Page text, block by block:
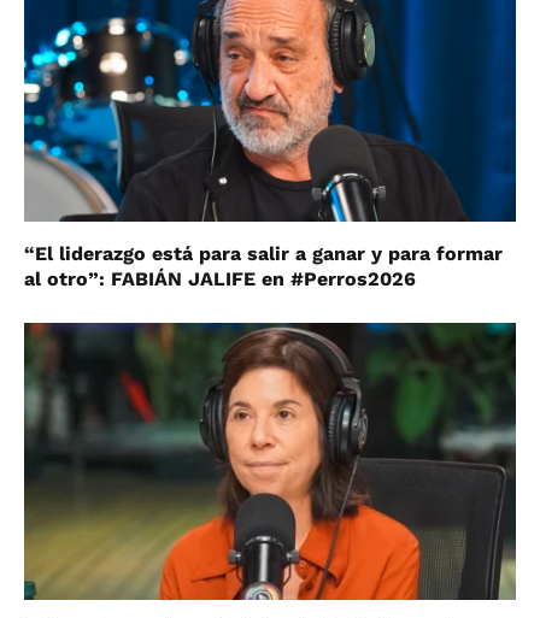
“El liderazgo está para salir a ganar y para formar
al otro”: FABIÁN JALIFE en #Perros2026